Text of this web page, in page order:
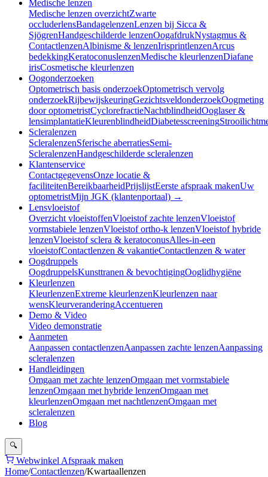
Medische lenzen
Medische lenzen overzichtZwarte
occluderlensBandagelenzenLenzen bij Sicca &
SjögrenHandgeschilderde lenzenOogafdrukNystagmus &
ContactlenzenAlbinisme & lenzenIrisprintlenzenArcus
bedekkingKeratoconuslenzenMedische kleurlenzenDiafane
irisCosmetische kleurlenzen
Oogonderzoeken
Optometrisch basis onderzoekOptometrisch vervolg
onderzoekRijbewijskeuringGezichtsveldonderzoekOogmeting
door optometristCyclorefractieNachtblindheidOoglaser &
lensimplantatieKleurenblindheidDiabetesscreening
Scleralenzen
ScleralenzenSferische aberratiesSemi-
ScleralenzenHandgeschilderde scleralenzen
Klantenservice
ContactgegevensOnze locatie &
faciliteitenBereikbaarheidPrijslijstEerste afspraak makenUw
optometristMijn JGK (klantenportaal) →
Lensvloeistof
Overzicht vloeistoffenVloeistof zachte lenzenVloeistof
vormstabiele lenzenVloeistof ortho-k lenzenVloeistof hybride
lenzenVloeistof sclera & keratoconusAlles-in-een
vloeistofContactlenzen & vakantieContactlenzen & water
Oogdruppels
OogdruppelsKunsttranen & bevochtigingOoglidhygiëne
Kleurlenzen
KleurlenzenExtreme kleurlenzenKleurlenzen naar
wensKleurveranderingAccentueren
Demo & Video
Video demonstratie
Aanmeten
Aanpassen contactlenzenAanpassen zachte lenzenAanpassing
scleralenzen
Handleidingen
Omgaan met zachte lenzenOmgaan met vormstabiele
lenzenOmgaan met hybride lenzenOmgaan met
kleurlenzenOmgaan met nachtlenzenOmgaan met
scleralenzen
Blog
🔍
Webwinkel Afspraak maken
Home/Contactlenzen/Kwartaallenzen